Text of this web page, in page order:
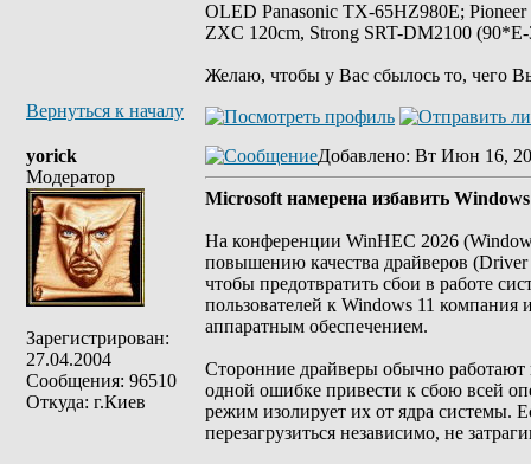
OLED Panasonic TX-65HZ980E;
ZXC 120cm, Strong SRT-DM2100
Желаю, чтобы у Вас сбылось то, чего
Вернуться к началу
yorick
Модератор
Зарегистрирован:
27.04.2004
Сообщения: 96510
Откуда: г.Киев
Добавлено: Вт Июн 16,
Microsoft намерена избавить
На конференции WinHEC 2026
повышению качества драйверов
чтобы предотвратить сбои в работе
пользователей к Windows 11 компания
аппаратным обеспечением.
Сторонние драйверы обычно работают
одной ошибке привести к сбою всей
режим изолирует их от ядра системы.
перезагрузиться независимо, не